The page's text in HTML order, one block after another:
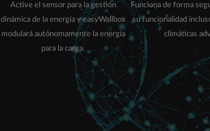
Active el sensor para la gestión
dinámica de la energía y easyWallbox
modulará autónomamente la energía
para la carga.
Funciona de forma
su funcionalidad
climáticas